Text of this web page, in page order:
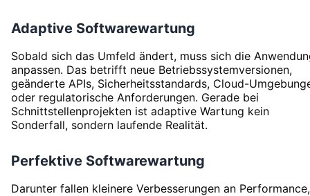
Adaptive Softwarewartung
Sobald sich das Umfeld ändert, muss sich die
anpassen. Das betrifft neue Betriebssystemversionen,
geänderte APIs, Sicherheitsstandards, Cloud-
oder regulatorische Anforderungen. Gerade bei
Schnittstellenprojekten ist adaptive Wartung kein
Sonderfall, sondern laufende Realität.
Perfektive Softwarewartung
Darunter fallen kleinere Verbesserungen an Performance,